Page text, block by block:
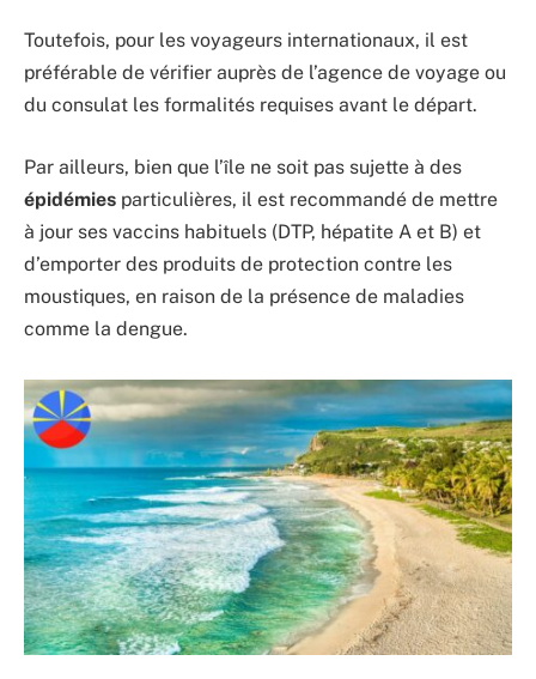
Toutefois, pour les voyageurs internationaux, il est
préférable de vérifier auprès de l’agence de voyage ou
du consulat les formalités requises avant le départ.
Par ailleurs, bien que l’île ne soit pas sujette à des
épidémies particulières, il est recommandé de mettre
à jour ses vaccins habituels (DTP, hépatite A et B) et
d’emporter des produits de protection contre les
moustiques, en raison de la présence de maladies
comme la dengue.